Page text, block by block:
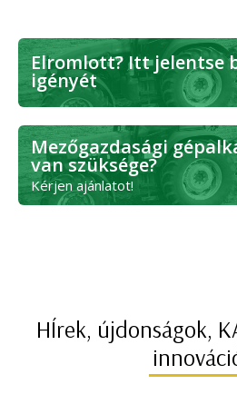
Elromlott? Itt jelentse
igényét
Mezőgazdasági
van szüksége?
Kérjen ajánlatot!
HÍrek, újdonságok,